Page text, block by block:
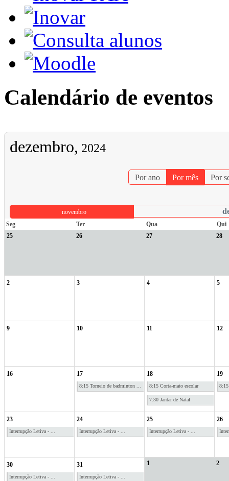
Calendário de eventos
dezembro, 2024
Por ano Por mês Por
novembro
Seg Ter Qua
Qui
25
26 27 28
2 3 4 5
9 10 11 12
16 17
8:15 Torneio de badminton ...
18
8:15 Corta-mato escolar
7:30 Jantar de Natal
19
23
Interrupção Letiva - ...
24
Interrupção Letiva - ...
25
Interrupção Letiva - ...
26
30
Interrupção Letiva - ...
31
Interrupção Letiva - ...
1 2